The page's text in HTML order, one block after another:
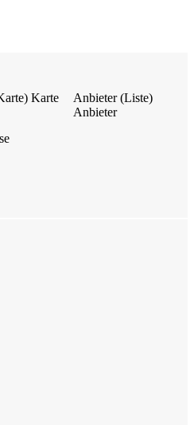
Karte
Anbieter (Liste)
Anbieter